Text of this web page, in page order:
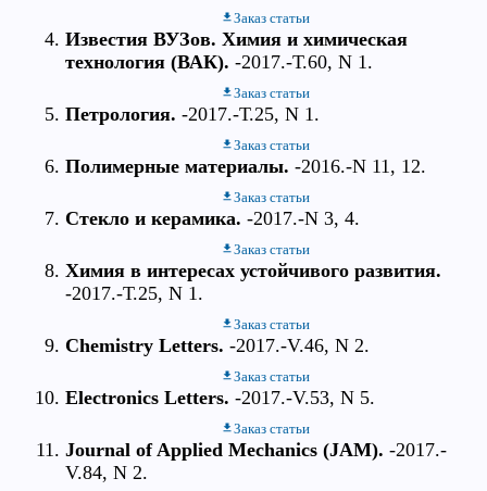
Заказ статьи
Известия ВУЗов. Химия и химическая
технология (ВАК). -2017.-Т.60, N 1.
Заказ статьи
Петрология. -2017.-Т.25, N 1.
Заказ статьи
Полимерные материалы. -2016.-N 11, 12.
Заказ статьи
Стекло и керамика. -2017.-N 3, 4.
Заказ статьи
Химия в интересах устойчивого развития.
-2017.-Т.25, N 1.
Заказ статьи
Chemistry Letters. -2017.-V.46, N 2.
Заказ статьи
Electronics Letters. -2017.-V.53, N 5.
Заказ статьи
Journal of Applied Mechanics (JAM). -2017.-
V.84, N 2.